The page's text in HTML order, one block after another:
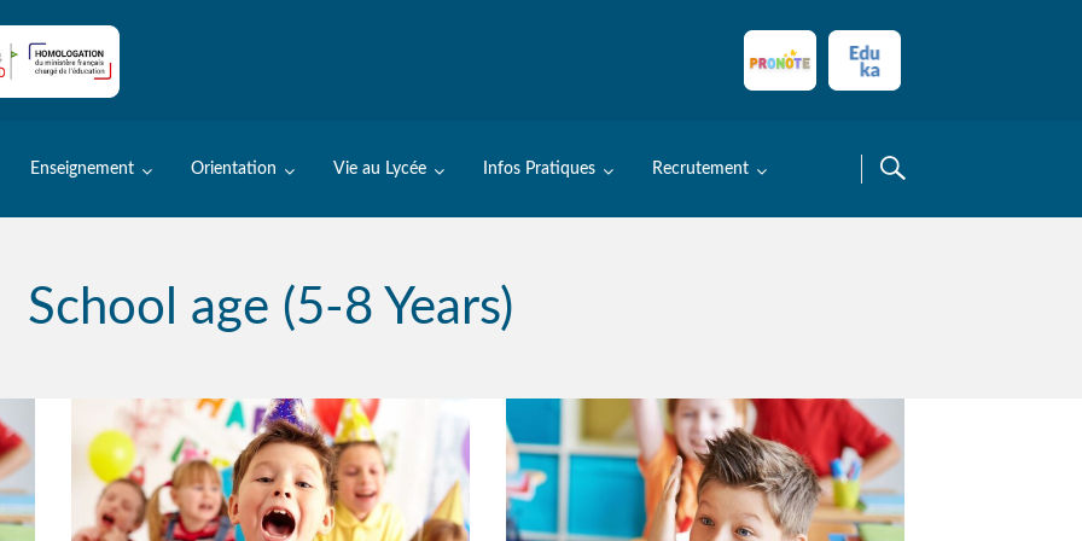
Enseignement Orientation Vie au Lycée Infos Pratiques Recrutement
School age (5-8 Years)